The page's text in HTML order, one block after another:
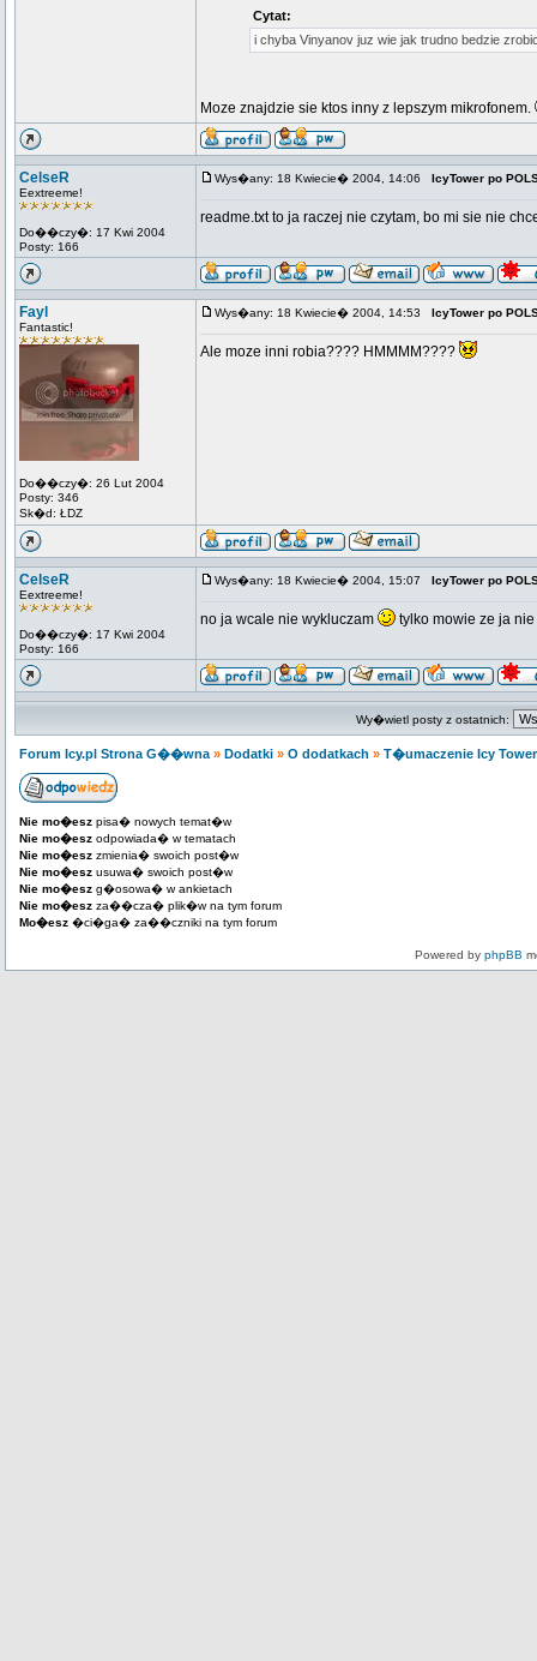
Cytat:
i chyba Vinyanov juz wie jak trudno bedzie
Moze znajdzie sie ktos inny z lepszym mikrofonem.
CelseR
Eextreeme!
Do��czy�: 17 Kwi 2004
Posty: 166
Wys�any: 18 Kwiecie� 2004, 14:06 IcyTower po
readme.txt to ja raczej nie czytam, bo mi sie nie
Fayl
Fantastic!
Do��czy�: 26 Lut 2004
Posty: 346
Sk�d: ŁDZ
Wys�any: 18 Kwiecie� 2004, 14:53 IcyTower po
Ale moze inni robia???? HMMMM????
CelseR
Eextreeme!
Do��czy�: 17 Kwi 2004
Posty: 166
Wys�any: 18 Kwiecie� 2004, 15:07 IcyTower po
no ja wcale nie wykluczam tylko mowie ze ja
Wy�wietl posty z ostatnich:
Forum Icy.pl Strona G��wna » Dodatki » O dodatkach » T�umaczenie Icy
Nie mo�esz pisa� nowych temat�w
Nie mo�esz odpowiada� w tematach
Nie mo�esz zmienia� swoich post�w
Nie mo�esz usuwa� swoich post�w
Nie mo�esz g�osowa� w ankietach
Nie mo�esz za��cza� plik�w na tym forum
Mo�esz �ci�ga� za��czniki na tym forum
Powered by phpBB